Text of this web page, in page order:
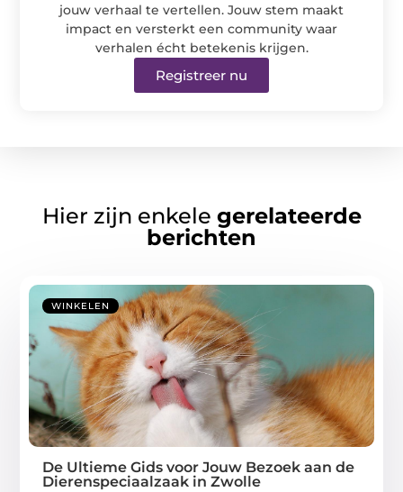
jouw verhaal te vertellen. Jouw stem maakt
impact en versterkt een community waar
verhalen écht betekenis krijgen.
Registreer nu
Hier zijn enkele gerelateerde
berichten
WINKELEN
De Ultieme Gids voor Jouw Bezoek aan de
Dierenspeciaalzaak in Zwolle